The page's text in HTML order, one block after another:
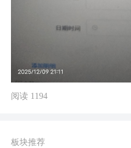
阅读 1194
板块推荐